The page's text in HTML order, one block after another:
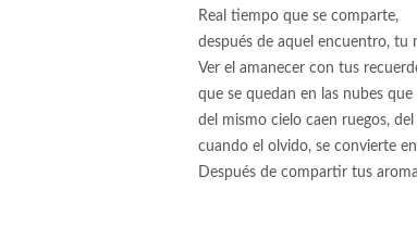
Real tiempo que se comparte,
después de aquel encuentro, tu
Ver el amanecer con tus
que se quedan en las nubes
del mismo cielo caen ruegos,
cuando el olvido, se convierte
Después de compartir tus